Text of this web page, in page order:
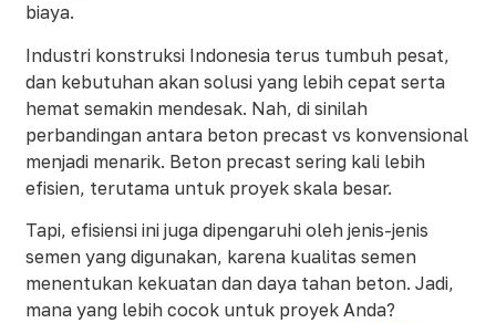
biaya.
Industri konstruksi Indonesia terus tumbuh pesat,
dan kebutuhan akan solusi yang lebih cepat serta
hemat semakin mendesak. Nah, di sinilah
perbandingan antara beton precast vs konvensional
menjadi menarik. Beton precast sering kali lebih
efisien, terutama untuk proyek skala besar.
Tapi, efisiensi ini juga dipengaruhi oleh jenis-jenis
semen yang digunakan, karena kualitas semen
menentukan kekuatan dan daya tahan beton. Jadi,
mana yang lebih cocok untuk proyek Anda?